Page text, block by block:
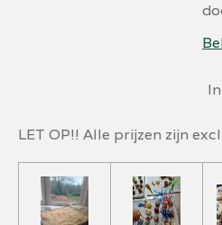
LET OP!! Alle prijzen zijn